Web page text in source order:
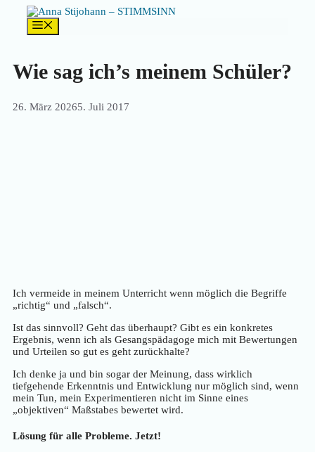
Inhalt
springen
Wie sag ich’s meinem Schüler?
26. März 20265. Juli 2017
Ich vermeide in meinem Unterricht wenn möglich die Begriffe
„richtig“ und „falsch“.
Ist das sinnvoll? Geht das überhaupt? Gibt es ein konkretes
Ergebnis, wenn ich als Gesangspädagoge mich mit Bewertungen
und Urteilen so gut es geht zurückhalte?
Ich denke ja und bin sogar der Meinung, dass wirklich
tiefgehende Erkenntnis und Entwicklung nur möglich sind, wenn
mein Tun, mein Experimentieren nicht im Sinne eines
„objektiven“ Maßstabes bewertet wird.
Lösung für alle Probleme. Jetzt!